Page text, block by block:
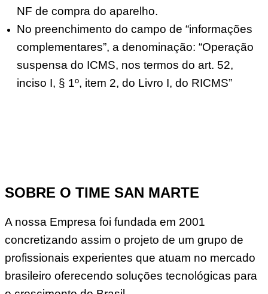
NF de compra do aparelho.
No preenchimento do campo de “informações
complementares”, a denominação: “Operação
suspensa do ICMS, nos termos do art. 52,
inciso I, § 1º, item 2, do Livro I, do RICMS”
SOBRE O TIME SAN MARTE
A nossa Empresa foi fundada em 2001
concretizando assim o projeto de um grupo de
profissionais experientes que atuam no mercado
brasileiro oferecendo soluções tecnológicas para